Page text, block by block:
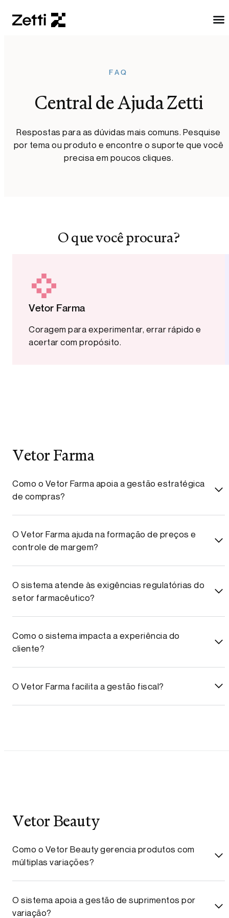
FAQ
Central de Ajuda Zetti
Respostas para as dúvidas mais comuns. Pesquise
por tema ou produto e encontre o suporte que você
precisa em poucos cliques.
O que você procura?
Vetor Farma
Coragem para experimentar, errar rápido e
acertar com propósito.
Vetor Farma
Como o Vetor Farma apoia a gestão estratégica
de compras?
O Vetor Farma ajuda na formação de preços e
controle de margem?
O sistema atende às exigências regulatórias do
setor farmacêutico?
Como o sistema impacta a experiência do
cliente?
O Vetor Farma facilita a gestão fiscal?
Vetor Beauty
Como o Vetor Beauty gerencia produtos com
múltiplas variações?
O sistema apoia a gestão de suprimentos por
variação?